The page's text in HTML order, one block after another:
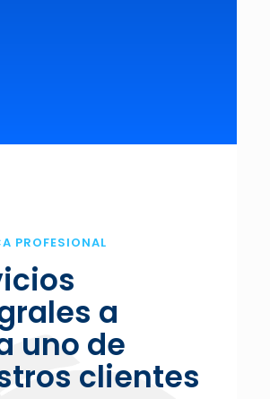
PROFESIONAL
a
uno de
clientes